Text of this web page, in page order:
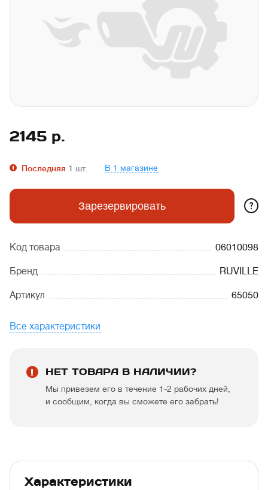
2145 р.
Последняя 1 шт. В 1 магазине
Зарезервировать ?
Код товара 06010098
Бренд RUVILLE
Артикул 65050
Все характеристики
НЕТ ТОВАРА В НАЛИЧИИ?
Мы привезем его в течение 1-2 рабочих дней,
и сообщим, когда вы сможете его забрать!
Характеристики